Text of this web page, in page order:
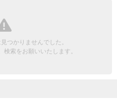
団体様歓迎
つかりませんでした。
索をお願いいたします。